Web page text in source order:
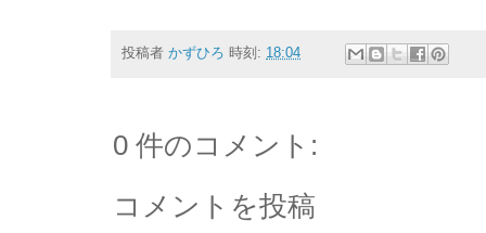
投稿者 かずひろ 時刻: 18:04
0 件のコメント:
コメントを投稿